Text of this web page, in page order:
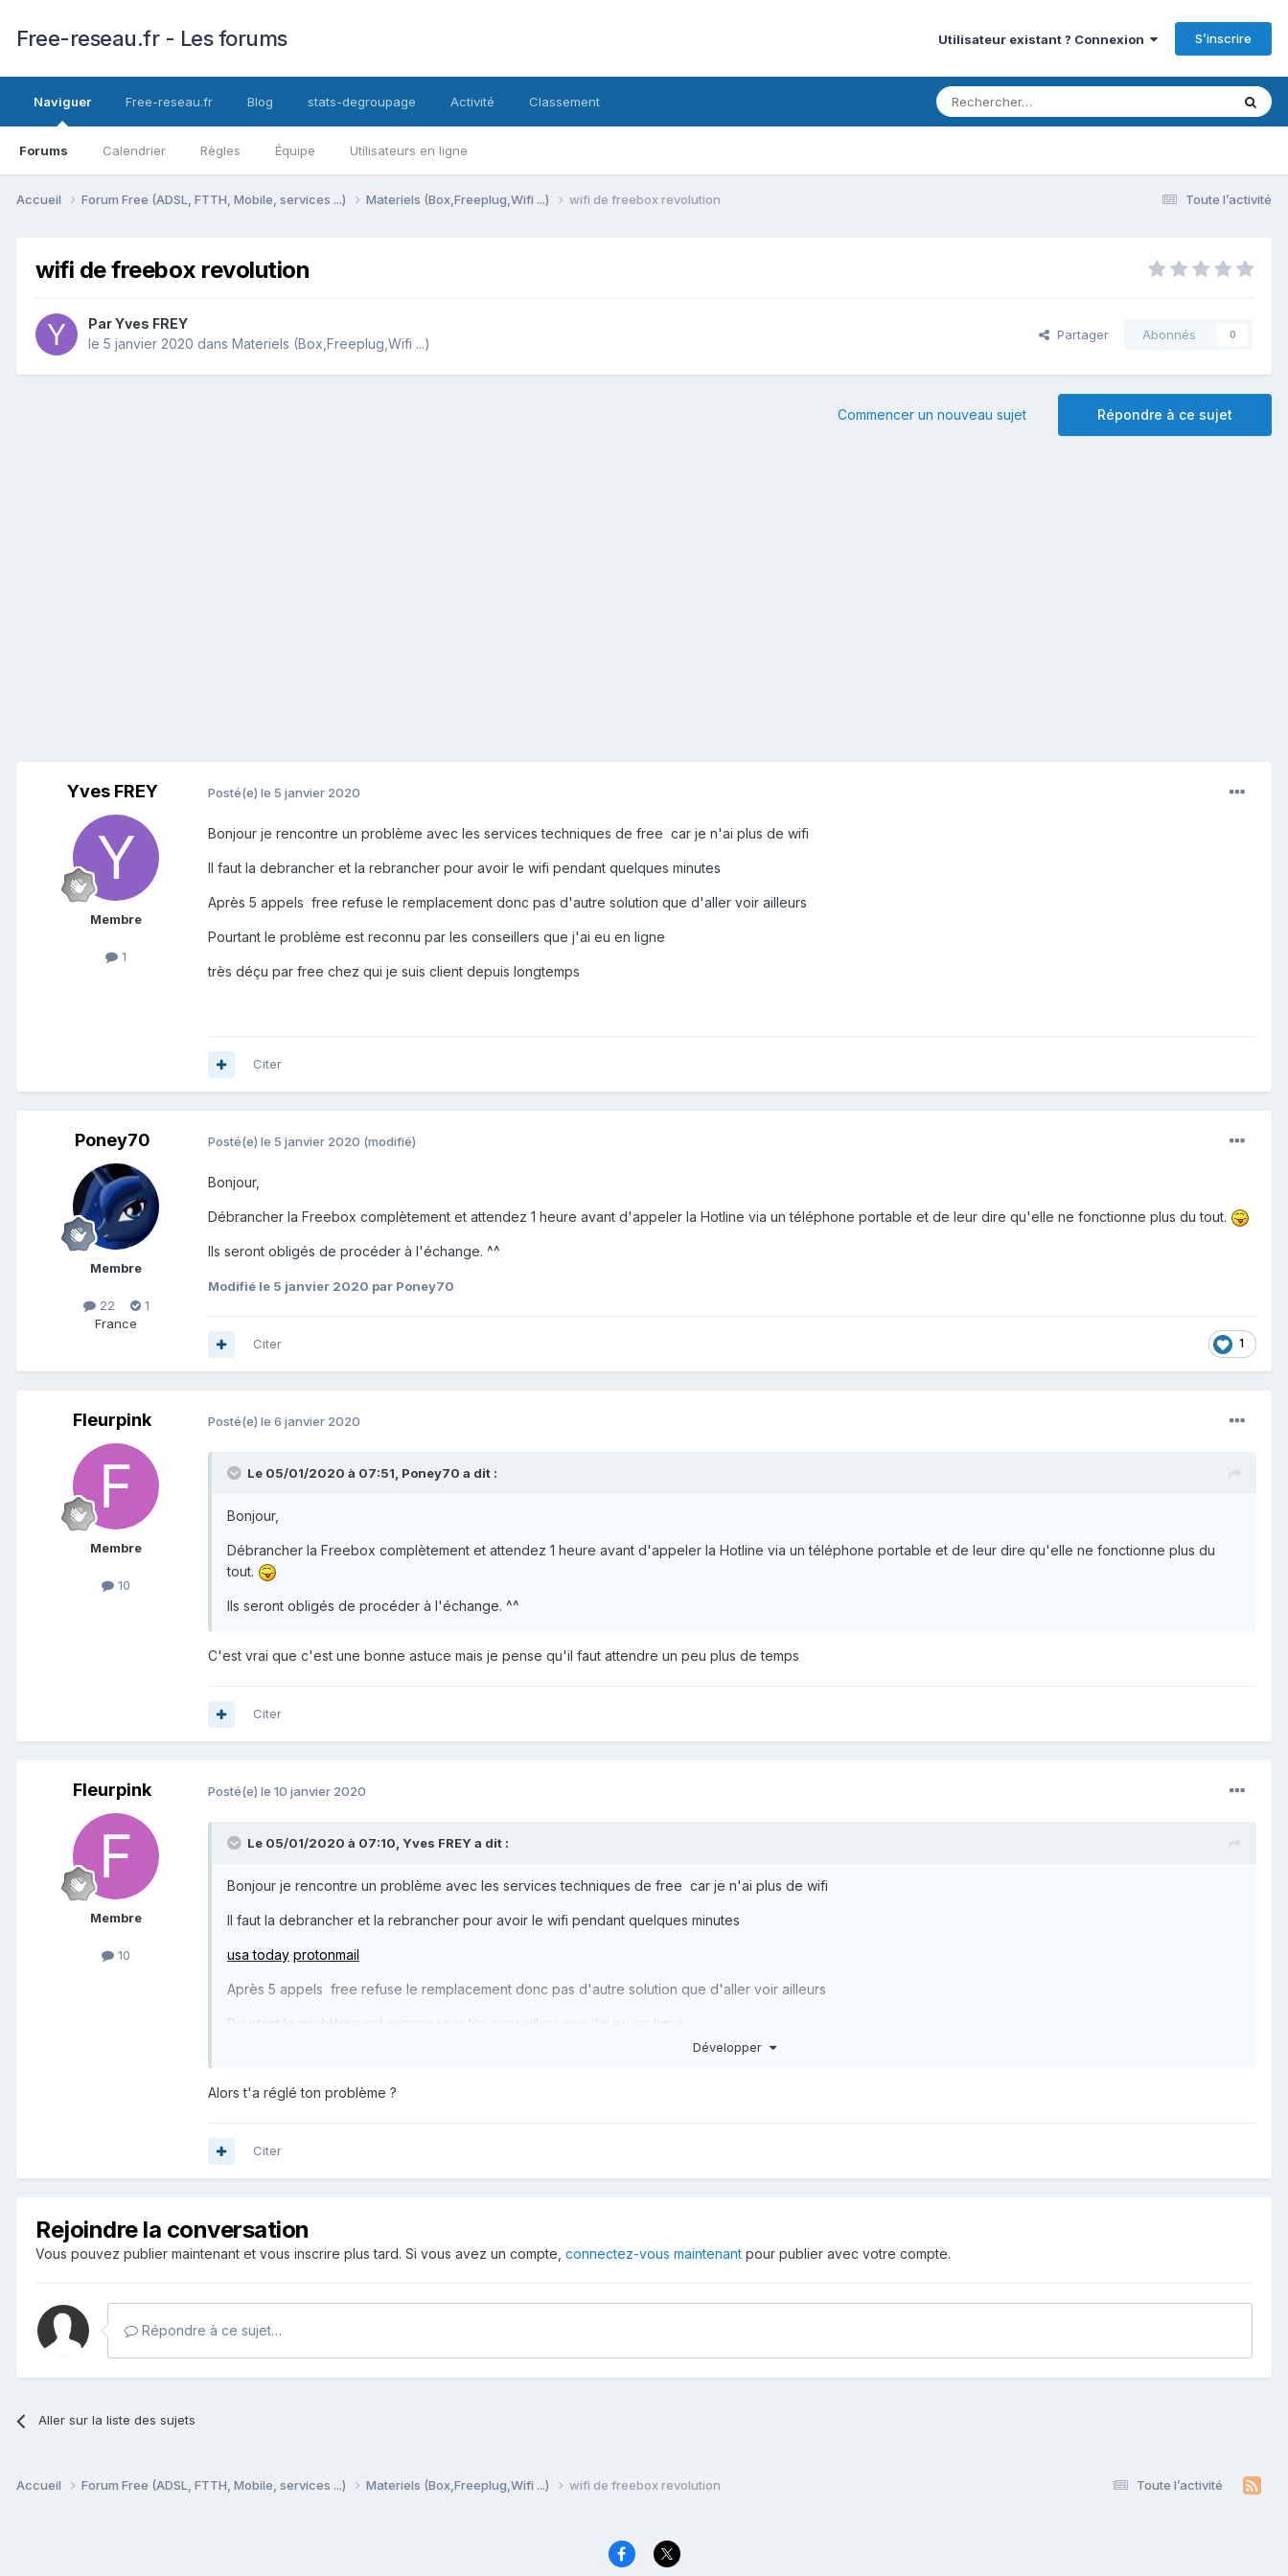
Free-reseau.fr - Les forums Utilisateur existant ? Connexion S’inscrire
Naviguer
Forums Calendrier Règles Équipe Utilisateurs en ligne
Free-reseau.fr Blog stats-degroupage Activité Classement
Toute l’activité
Accueil Forum Free (ADSL, FTTH, Mobile, services ...) Materiels (Box,Freeplug,Wifi ...) wifi de freebox revolution
wifi de freebox revolution
ParYves FREY
le 5 janvier 2020 dans Materiels (Box,Freeplug,Wifi ...)
Partager Abonnés 0
Répondre à ce sujet
Commencer un nouveau sujet
Yves FREY
Membre
1
Posté(e) le 5 janvier 2020
Bonjour je rencontre un problème avec les services techniques de free car je n'ai plus de wifi
Il faut la debrancher et la rebrancher pour avoir le wifi pendant quelques minutes
Après 5 appels free refuse le remplacement donc pas d'autre solution que d'aller voir ailleurs
Pourtant le problème est reconnu par les conseillers que j'ai eu en ligne
très déçu par free chez qui je suis client depuis longtemps
Citer
Poney70
Membre
22
1
France
Posté(e) le 5 janvier 2020 (modifié)
Bonjour,
Débrancher la Freebox complètement et attendez 1 heure avant d'appeler la Hotline via un téléphone portable et de leur dire qu'elle ne fonctionne plus du tout.
Ils seront obligés de procéder à l'échange. ^^
Modifié le 5 janvier 2020 par Poney70
1
Citer
Fleurpink
Membre
10
Posté(e) le 6 janvier 2020
Le 05/01/2020 à 07:51, Poney70 a dit :
Bonjour,
Débrancher la Freebox complètement et attendez 1 heure avant d'appeler la Hotline via un téléphone portable et de leur dire qu'elle ne fonctionne plus du
tout.
Ils seront obligés de procéder à l'échange. ^^
C'est vrai que c'est une bonne astuce mais je pense qu'il faut attendre un peu plus de temps
Citer
Fleurpink
Membre
10
Posté(e) le 10 janvier 2020
Le 05/01/2020 à 07:10, Yves FREY a dit :
Bonjour je rencontre un problème avec les services techniques de free car je n'ai plus de wifi
Il faut la debrancher et la rebrancher pour avoir le wifi pendant quelques minutes
usa today protonmail
Après 5 appels free refuse le remplacement donc pas d'autre solution que d'aller voir ailleurs
Pourtant le problème est reconnu par les conseillers que j'ai eu en ligne
Développer
Alors t'a réglé ton problème ?
Citer
Rejoindre la conversation
Vous pouvez publier maintenant et vous inscrire plus tard. Si vous avez un compte, connectez-vous maintenant pour publier avec votre compte.
Répondre à ce sujet…
Aller sur la liste des sujets
Toute l’activité
Accueil Forum Free (ADSL, FTTH, Mobile, services ...) Materiels (Box,Freeplug,Wifi ...) wifi de freebox revolution